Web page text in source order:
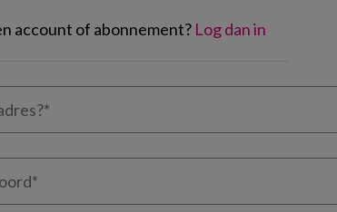
account of abonnement? Log dan in